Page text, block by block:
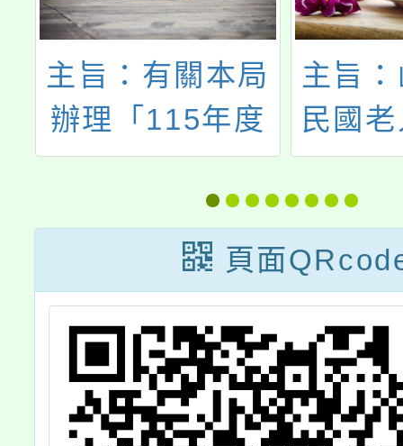
主旨：有關本局
辦理「115年度
兒少培力基礎課
程暨繪本工作
坊」，請貴校協
助轉知學生踴躍
報名，請查照。
主旨
民國
進會
宏揚
親系
祝第
節】
施辦
1份，
頁面